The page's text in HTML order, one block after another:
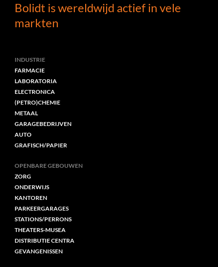
Bolidt is wereldwijd actief in vele
markten
INDUSTRIE
FARMACIE
LABORATORIA
ELECTRONICA
(PETRO)CHEMIE
METAAL
GARAGEBEDRIJVEN
AUTO
GRAFISCH/PAPIER
OPENBARE GEBOUWEN
ZORG
ONDERWIJS
KANTOREN
PARKEERGARAGES
STATIONS/PERRONS
THEATERS-MUSEA
DISTRIBUTIE CENTRA
GEVANGENISSEN